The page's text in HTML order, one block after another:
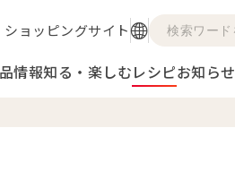
ショッピングサイト
情報知る・楽しむレシピお知らせ